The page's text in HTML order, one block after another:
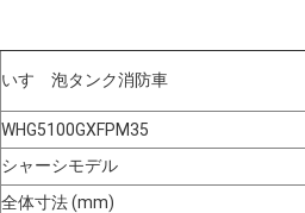
いすゞ泡タンク消防車
WHG5100GXFPM35
シャーシモデル
全体寸法 (mm)